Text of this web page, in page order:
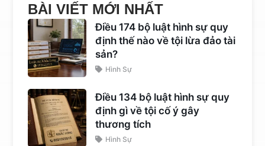
BÀI VIẾT MỚI NHẤT
Điều 174 bộ luật hình sự quy
định thế nào về tội lừa đảo tài
sản?
Hình Sự
Điều 134 bộ luật hình sự quy
định gì về tội cố ý gây
thương tích
Hình Sự